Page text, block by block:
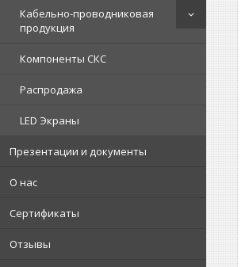
Кабельно-проводниковая
продукция
Компоненты СКС
Распродажа
LED Экраны
Презентации и документы
О нас
Сертификаты
Отзывы